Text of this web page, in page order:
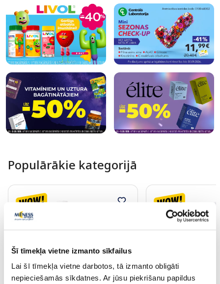
Šī tīmekļa vietne izmanto sīkfailus
Lai šī tīmekļa vietne darbotos, tā izmanto obligāti
nepieciešamās sīkdatnes. Ar jūsu piekrišanu papildus
Populārākie kategorijā